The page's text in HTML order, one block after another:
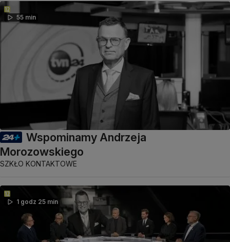
55 min
Wspominamy Andrzeja
Morozowskiego
SZKŁO KONTAKTOWE
1 godz 25 min